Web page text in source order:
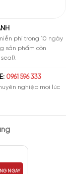
phí trong 10 ngày
sản phẩm còn
0961 596 333
nghiệp mọi lúc
NGAY